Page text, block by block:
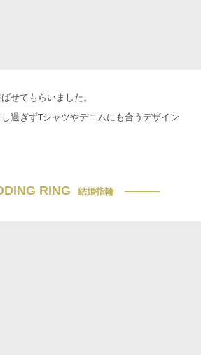
せてもらいました。
過ぎずTシャツやデニムにも合うデザイン
RING 結婚指輪